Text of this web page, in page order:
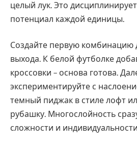
целый лук. Это
потенциал каждой единицы.
Создайте первую комбинацию
выхода. К белой футболке
кроссовки – основа готова.
экспериментируйте с
темный пиджак в стиле лофт
рубашку. Многослойность
сложности и